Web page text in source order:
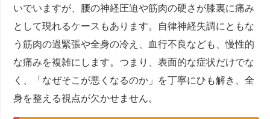
いでいますが、腰の神経圧迫や筋肉の硬さが膝裏に痛み
として現れるケースもあります。自律神経失調にともな
う筋肉の過緊張や全身の冷え、血行不良なども、慢性的
な痛みを複雑にします。つまり、表面的な症状だけでな
く、「なぜそこが悪くなるのか」を丁寧にひも解き、全
身を整える視点が欠かせません。